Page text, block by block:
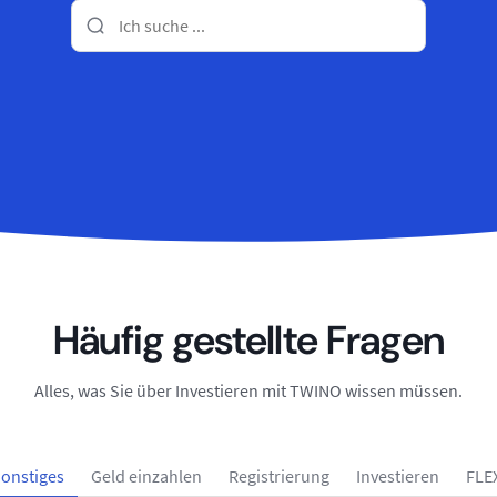
Häufig gestellte Fragen
Alles, was Sie über Investieren mit TWINO wissen müssen.
Geld einzahlen Registrierung Investieren